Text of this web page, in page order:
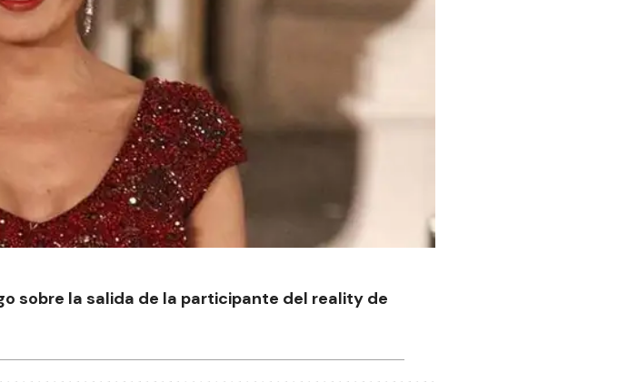
sobre la salida de la participante del reality de